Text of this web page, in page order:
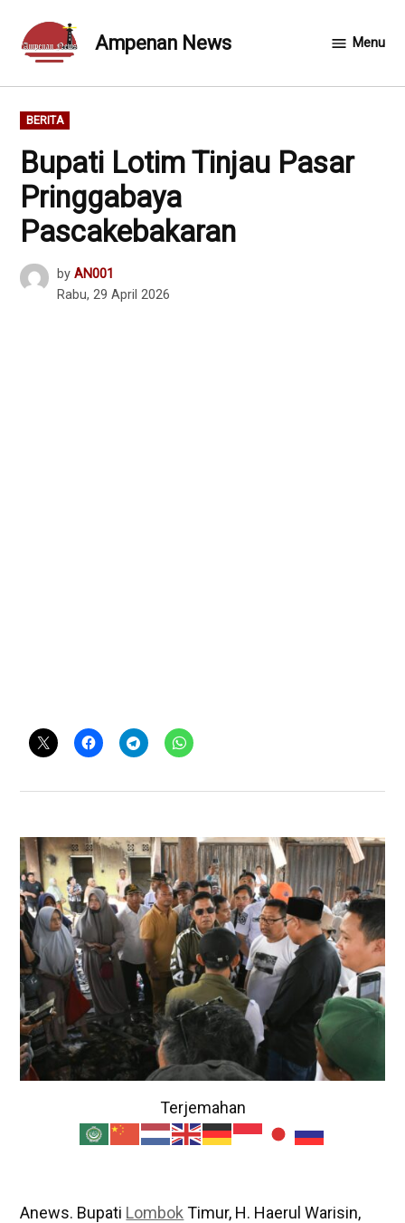
content
Ampenan News Menu
POSTED
IN
BERITA
Bupati Lotim Tinjau Pasar
Pringgabaya
Pascakebakaran
by AN001
Rabu, 29 April 2026
Terjemahan
Anews. Bupati Lombok Timur, H. Haerul Warisin,